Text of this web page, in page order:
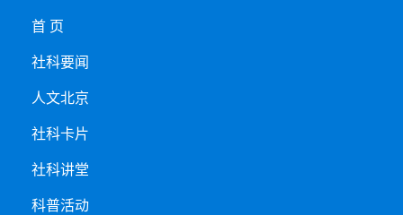
首 页
社科要闻
人文北京
社科卡片
社科讲堂
科普活动